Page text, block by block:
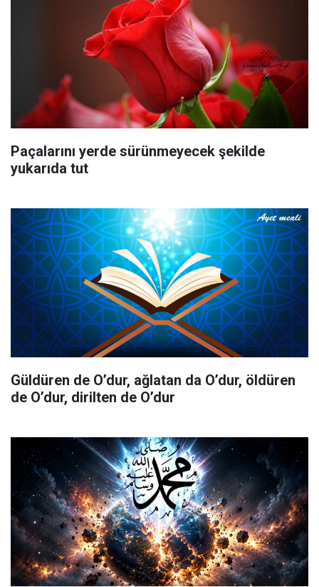
Paçalarını yerde sürünmeyecek şekilde
yukarıda tut
Güldüren de O’dur, ağlatan da O’dur, öldüren
de O’dur, dirilten de O’dur